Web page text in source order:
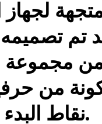
لجهاز
من
نقاط البدء في جهاز الرسم البياني.